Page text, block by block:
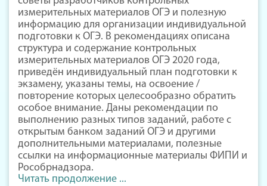
измерительных материалов ОГЭ и полезную
информацию для организации индивидуальной
подготовки к ОГЭ. В рекомендациях описана
структура и содержание контрольных
измерительных материалов ОГЭ 2020 года,
приведён индивидуальный план подготовки к
экзамену, указаны темы, на освоение /
повторение которых целесообразно обратить
особое внимание. Даны рекомендации по
выполнению разных типов заданий, работе с
открытым банком заданий ОГЭ и другими
дополнительными материалами, полезные
ссылки на информационные материалы ФИПИ и
Рособрнадзора.
Читать продолжение ...